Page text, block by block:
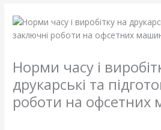
Норми часу і
друкарські та
роботи на